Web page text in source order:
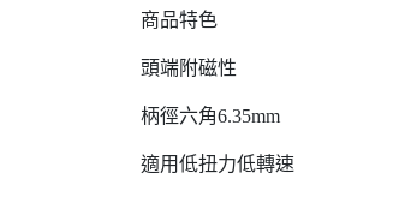
商品特色
頭端附磁性
柄徑六角6.35mm
適用低扭力低轉速